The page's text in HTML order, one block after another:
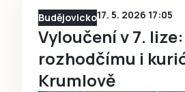
Budějovicko17. 5. 2026 17:05
Vyloučení v 7.
rozhodčímu i
Krumlově